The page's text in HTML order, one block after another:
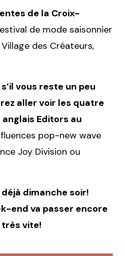
de la Croix-
de mode saisonnier
des Créateurs,
vous reste un peu
aller voir les quatre
Editors au
pop-new wave
Joy Division ou
dimanche soir!
end va passer encore
vite!